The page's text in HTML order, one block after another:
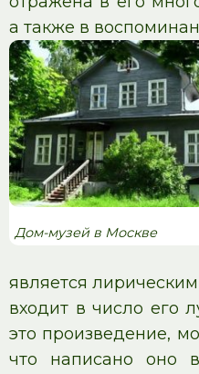
а также в
Дом-музей в Москве
является
входит в число его
это произведение,
что написано оно